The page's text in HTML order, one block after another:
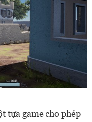
tựa game cho phép